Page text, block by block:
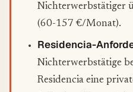
Nichterwerbstätiger
(60-157 €/Monat).
Residencia-
Nichterwerbstätige
Residencia eine